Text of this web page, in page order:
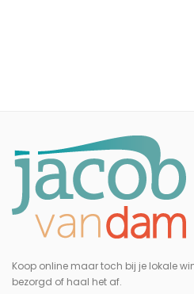
Koop online maar toch bij je lokale
bezorgd of haal het af.